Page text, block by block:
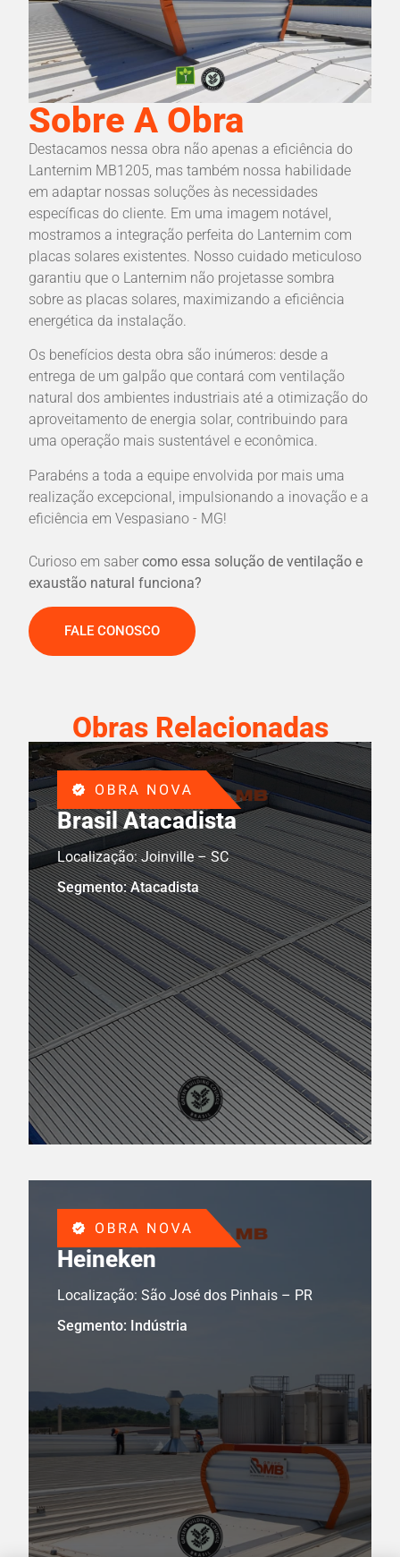
Sobre A Obra
Destacamos nessa obra não apenas a eficiência do
Lanternim MB1205, mas também nossa habilidade
em adaptar nossas soluções às necessidades
específicas do cliente. Em uma imagem notável,
mostramos a integração perfeita do Lanternim com
placas solares existentes. Nosso cuidado meticuloso
garantiu que o Lanternim não projetasse sombra
sobre as placas solares, maximizando a eficiência
energética da instalação.
Os benefícios desta obra são inúmeros: desde a
entrega de um galpão que contará com ventilação
natural dos ambientes industriais até a otimização do
aproveitamento de energia solar, contribuindo para
uma operação mais sustentável e econômica.
Parabéns a toda a equipe envolvida por mais uma
realização excepcional, impulsionando a inovação e a
eficiência em Vespasiano - MG!
Curioso em saber como essa solução de ventilação e
exaustão natural funciona?
FALE CONOSCO
Obras Relacionadas
Brasil Atacadista
Localização: Joinville – SC
Segmento: Atacadista
Heineken
Localização: São José dos Pinhais – PR
Segmento: Indústria